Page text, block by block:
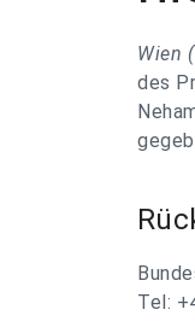
Wien
des
Tel: